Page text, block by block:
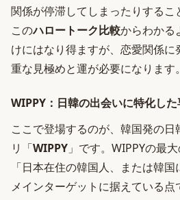
関係が停滞してしまったりするこ
このハロートーク比較からわかる
けにはなり得ますが、恋愛関係
重な見極めと運が必要になります。
WIPPY：日韓の出会いに特化し
ここで登場するのが、韓国発の
リ「WIPPY 」です。WIPPYの最
「日本在住の韓国人、または韓
メインターゲットに据えている